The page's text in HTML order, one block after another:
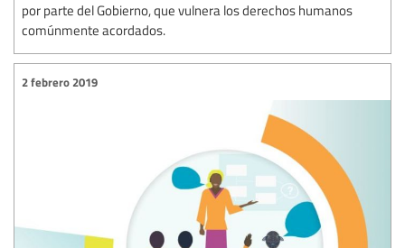
por parte del Gobierno, que vulnera los derechos humanos
comúnmente acordados.
2 febrero 2019